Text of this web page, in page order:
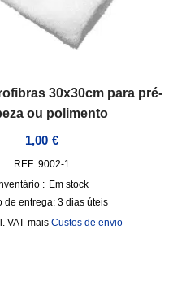
30x30cm para pré-
ou polimento
1,00 €
REF: 9002-1
: Em stock
de entrega: 3 dias úteis
VAT mais Custos de envio